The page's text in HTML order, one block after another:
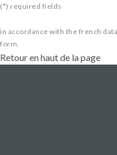
(*) required fields
in accordance with the french
form.
Retour en haut de la page